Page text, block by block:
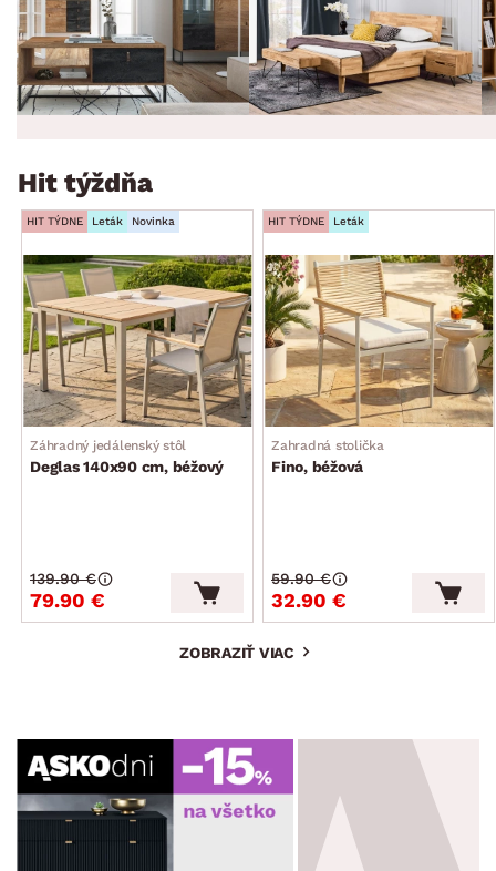
Hit týždňa
HIT TÝDNE Leták Novinka
Záhradný jedálenský stôl
Deglas 140x90 cm, béžový
79.90 €
139.90 €
HIT TÝDNE Leták
Zahradná stolička
Fino, béžová
32.90 €
59.90 €
ZOBRAZIŤ VIAC